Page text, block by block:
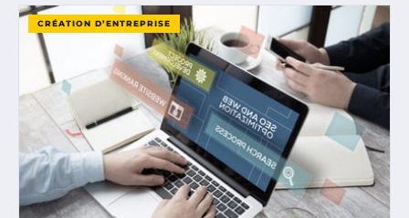
CRÉATION D’ENTREPRISE